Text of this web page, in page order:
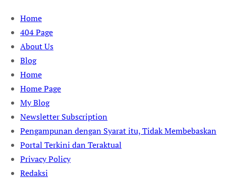
Skip
content
Home
404 Page
About Us
Blog
Home
Home Page
My Blog
Newsletter Subscription
Pengampunan dengan Syarat itu, Tidak Membebaskan
Portal Terkini dan Teraktual
Privacy Policy
Redaksi